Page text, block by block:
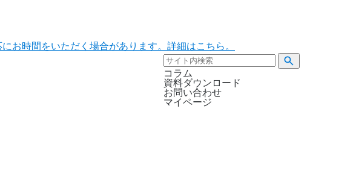
お時間をいただく場合があります。詳細はこちら。
コラム
資料ダウンロード
お問い合わせ
マイページ